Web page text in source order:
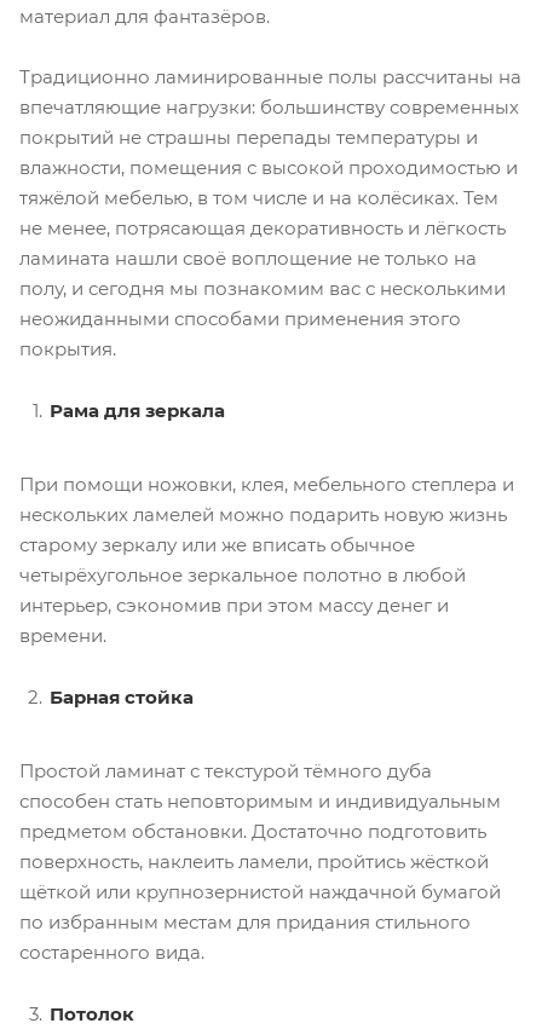
материал для фантазёров.
Традиционно ламинированные полы рассчитаны на
впечатляющие нагрузки: большинству современных
покрытий не страшны перепады температуры и
влажности, помещения с высокой проходимостью и
тяжёлой мебелью, в том числе и на колёсиках. Тем
не менее, потрясающая декоративность и лёгкость
ламината нашли своё воплощение не только на
полу, и сегодня мы познакомим вас с несколькими
неожиданными способами применения этого
покрытия.
Рама для зеркала
При помощи ножовки, клея, мебельного степлера и
нескольких ламелей можно подарить новую жизнь
старому зеркалу или же вписать обычное
четырёхугольное зеркальное полотно в любой
интерьер, сэкономив при этом массу денег и
времени.
Барная стойка
Простой ламинат с текстурой тёмного дуба
способен стать неповторимым и индивидуальным
предметом обстановки. Достаточно подготовить
поверхность, наклеить ламели, пройтись жёсткой
щёткой или крупнозернистой наждачной бумагой
по избранным местам для придания стильного
состаренного вида.
Потолок